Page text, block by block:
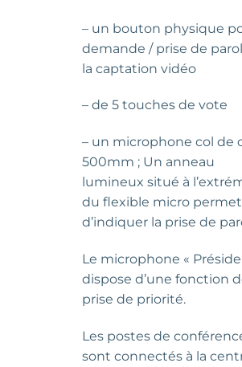
– un bouton physique
demande / prise de
la captation vidéo
– de 5 touches de vote
– un microphone col de
500mm ; Un anneau
lumineux situé à
du flexible micro permet
d’indiquer la prise de
Le microphone «
dispose d’une fonction
prise de priorité.
Les postes de
sont connectés à la